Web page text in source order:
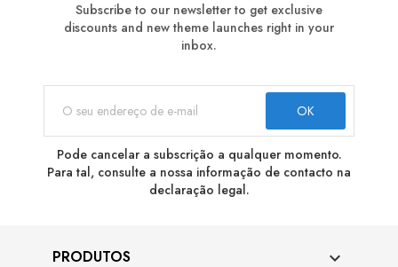
Subscribe to our newsletter to get exclusive
discounts and new theme launches right in your
inbox.
Pode cancelar a subscrição a qualquer momento.
Para tal, consulte a nossa informação de contacto na
declaração legal.
PRODUTOS 